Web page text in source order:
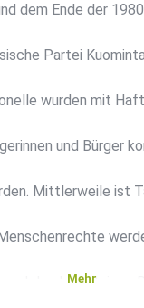
dem Ende der
Partei
wurden mit
und Bürger
Mittlerweile ist
und des langjährigen
Mehr